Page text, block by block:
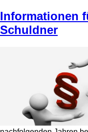
Informationen
Schuldner